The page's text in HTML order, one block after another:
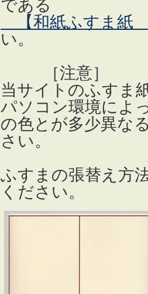
である
【和紙ふすま紙
い。
［注意］
当サイトのふすま
パソコン環境によ
の色とが多少異な
さい。
ふすまの張替え方
ください。